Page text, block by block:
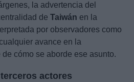
la advertencia del
de Taiwán en la
por observadores como
avance en la
cómo se aborde ese asunto.
actores